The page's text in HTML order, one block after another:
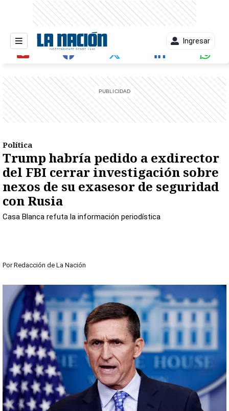
Ingresar
Política
Trump habría pedido a exdirector
del FBI cerrar investigación sobre
nexos de su exasesor de seguridad
con Rusia
Casa Blanca refuta la información periodística
Por Redacción de La Nación